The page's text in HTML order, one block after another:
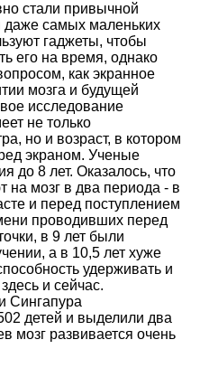
стали привычной
даже самых маленьких
гаджеты, чтобы
его на время, однако
как экранное
мозга и будущей
исследование
не только
но и возраст, в котором
экраном. Ученые
до 8 лет. Оказалось, что
на мозг в два периода - в
и перед поступлением
проводивших перед
в 9 лет были
а в 10,5 лет хуже
удерживать и
и сейчас.
Сингапура
детей и выделили два
мозг развивается очень